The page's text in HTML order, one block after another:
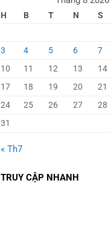
H B T N S
3
4 5 6 7
10
11 12 13 14
17
18 19 20 21
24
25 26 27 28
31
« Th7
TRUY CẬP NHANH